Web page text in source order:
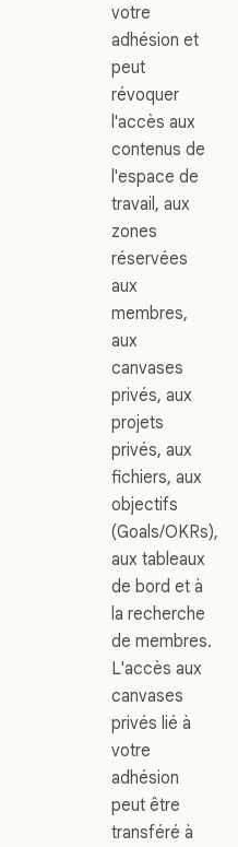
votre
adhésion et
peut
révoquer
l'accès aux
contenus de
l'espace de
travail, aux
zones
réservées
aux
membres,
aux
canvases
privés, aux
projets
privés, aux
fichiers, aux
objectifs
(Goals/OKRs),
aux tableaux
de bord et à
la recherche
de membres.
L'accès aux
canvases
privés lié à
votre
adhésion
peut être
transféré à